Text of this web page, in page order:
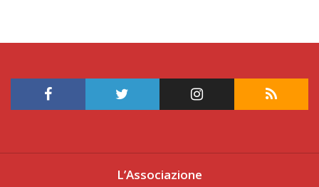
L’Associazione